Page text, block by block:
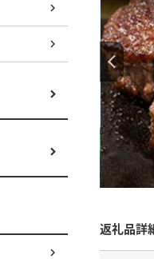
返礼品詳